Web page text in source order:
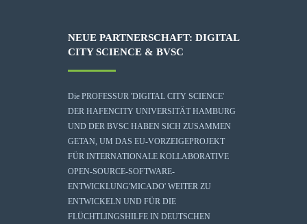
NEUE PARTNERSCHAFT: DIGITAL
CITY SCIENCE & BVSC
Die PROFESSUR 'DIGITAL CITY SCIENCE'
DER HAFENCITY UNIVERSITÄT HAMBURG
UND DER BVSC HABEN SICH ZUSAMMEN
GETAN, UM DAS EU-VORZEIGEPROJEKT
FÜR INTERNATIONALE KOLLABORATIVE
OPEN-SOURCE-SOFTWARE-
ENTWICKLUNG'MICADO' WEITER ZU
ENTWICKELN UND FÜR DIE
FLÜCHTLINGSHILFE IN DEUTSCHEN